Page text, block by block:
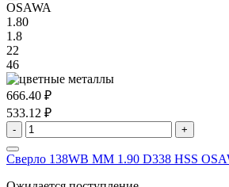
OSAWA
1.80
1.8
22
46
666.40 ₽
533.12 ₽
- +
Сверло 138WB MM 1.90 D338 HSS